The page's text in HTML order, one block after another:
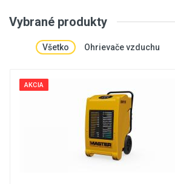
Vybrané produkty
Všetko Ohrievače vzduchu
AKCIA